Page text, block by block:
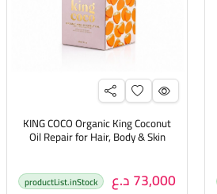
KING COCO Organic King Coconut
Oil Repair for Hair, Body & Skin
73,000 د.ع productList.inStock